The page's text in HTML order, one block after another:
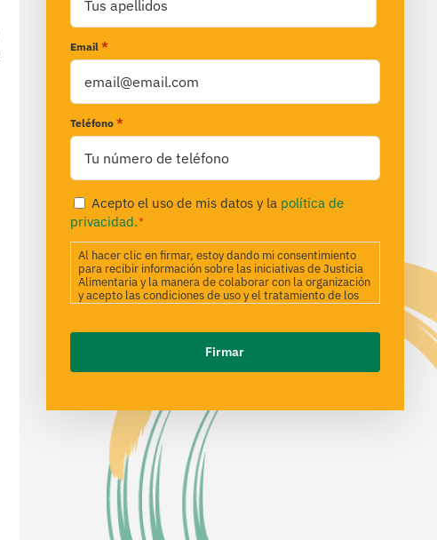
Cognoms
Email *
Teléfono *
Privacidad
* Acepto el uso de mis datos y la política de
privacidad.*
Al hacer clic en firmar, estoy dando mi consentimiento
para recibir información sobre las iniciativas de Justicia
Alimentaria y la manera de colaborar con la organización
y acepto las condiciones de uso y el tratamiento de los
datos según los términos incluidos en la Política de
comprometidos a utilizar tus datos para gestionar la
relación de manera transparente y alineada con nuestros
derechos, no dudes en ponerte en contacto con nosotros